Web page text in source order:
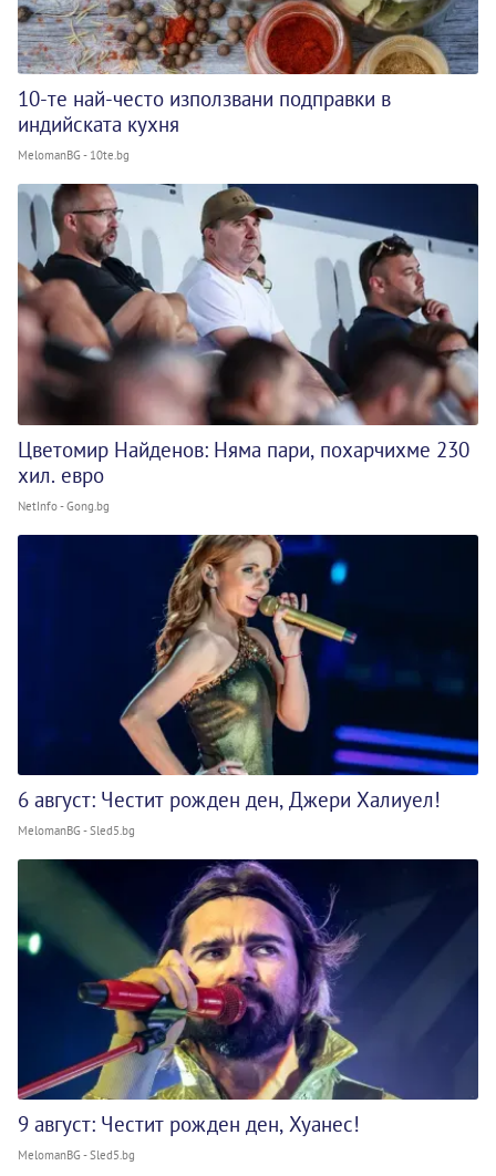
10-те най-често използвани подправки в
индийската кухня
MelomanBG - 10te.bg
Цветомир Найденов: Няма пари, похарчихме 230
хил. евро
NetInfo - Gong.bg
6 август: Честит рожден ден, Джери Халиуел!
MelomanBG - Sled5.bg
9 август: Честит рожден ден, Хуанес!
MelomanBG - Sled5.bg